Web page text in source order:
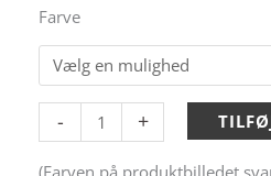
Farve
- +